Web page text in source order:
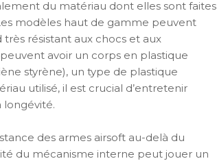
du matériau dont elles sont faites
modèles haut de gamme peuvent
résistant aux chocs et aux
avoir un corps en plastique
styrène), un type de plastique
utilisé, il est crucial d’entretenir
longévité.
des armes airsoft au-delà du
du mécanisme interne peut jouer un